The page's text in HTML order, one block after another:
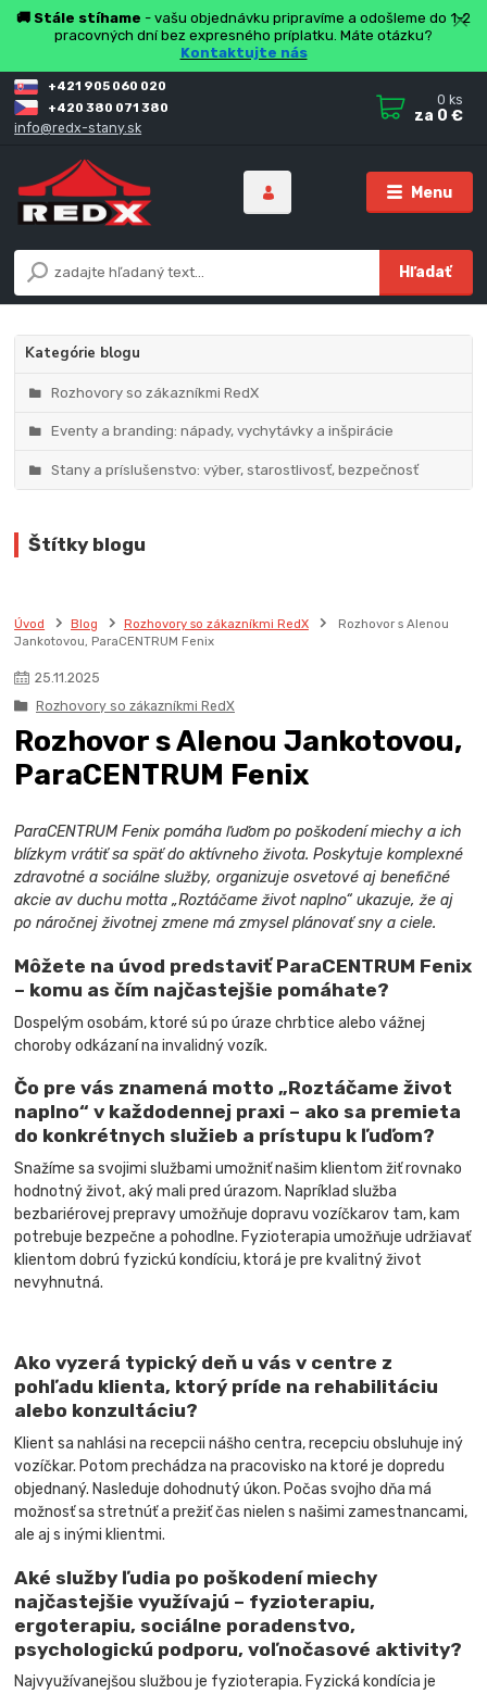
🚚 Stále stíhame - vašu objednávku pripravíme a odošleme do 1-2
pracovných dní bez expresného príplatku. Máte otázku?
Kontaktujte nás
Menu
Hľadať
+421 905 060 020
+420 380 071 380
info@redx-stany.sk
0 ks
za 0 €
Kategórie blogu
Rozhovory so zákazníkmi RedX
Eventy a branding: nápady, vychytávky a inšpirácie
Stany a príslušenstvo: výber, starostlivosť, bezpečnosť
Štítky blogu
Úvod Blog Rozhovory so zákazníkmi RedX
Rozhovor s Alenou
Jankotovou, ParaCENTRUM Fenix
25 11 2025
Rozhovory so zákazníkmi RedX
Rozhovor s Alenou Jankotovou,
ParaCENTRUM Fenix
ParaCENTRUM Fenix ​​pomáha ľuďom po poškodení miechy a ich
blízkym vrátiť sa späť do aktívneho života. Poskytuje komplexné
zdravotné a sociálne služby, organizuje osvetové aj benefičné
akcie av duchu motta „Roztáčame život naplno“ ukazuje, že aj
po náročnej životnej zmene má zmysel plánovať sny a ciele.
Môžete na úvod predstaviť ParaCENTRUM Fenix
​​– komu as čím najčastejšie pomáhate?
Dospelým osobám, ktoré sú po úraze chrbtice alebo vážnej
choroby odkázaní na invalidný vozík.
Čo pre vás znamená motto „Roztáčame život
naplno“ v každodennej praxi – ako sa premieta
do konkrétnych služieb a prístupu k ľuďom?
Snažíme sa svojimi službami umožniť našim klientom žiť rovnako
hodnotný život, aký mali pred úrazom. Napríklad služba
bezbariérovej prepravy umožňuje dopravu vozíčkarov tam, kam
potrebuje bezpečne a pohodlne. Fyzioterapia umožňuje udržiavať
klientom dobrú fyzickú kondíciu, ktorá je pre kvalitný život
nevyhnutná.
Ako vyzerá typický deň u vás v centre z
pohľadu klienta, ktorý príde na rehabilitáciu
alebo konzultáciu?
Klient sa nahlási na recepcii nášho centra, recepciu obsluhuje iný
vozíčkar. Potom prechádza na pracovisko na ktoré je dopredu
objednaný. Nasleduje dohodnutý úkon. Počas svojho dňa má
možnosť sa stretnúť a prežiť čas nielen s našimi zamestnancami,
ale aj s inými klientmi.
Aké služby ľudia po poškodení miechy
najčastejšie využívajú – fyzioterapiu,
ergoterapiu, sociálne poradenstvo,
psychologickú podporu, voľnočasové aktivity?
Najvyužívanejšou službou je fyzioterapia. Fyzická kondícia je